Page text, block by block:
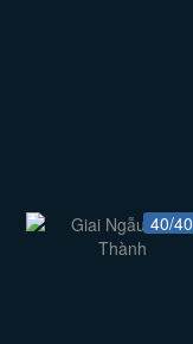
40/40